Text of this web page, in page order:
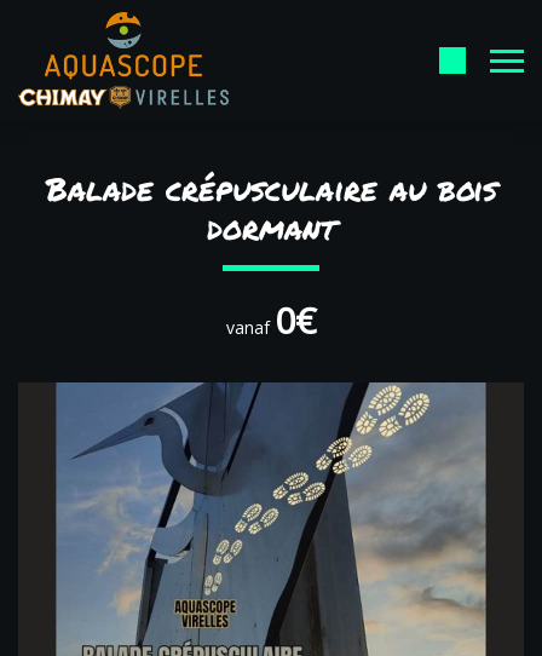
Balade crépusculaire au bois
dormant
vanaf 0€